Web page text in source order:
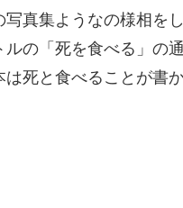
写真集ようなの様相を
ルの「死を食べる」の
は死と食べることが書